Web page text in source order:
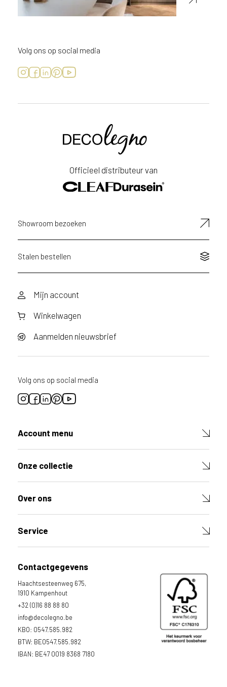
Volg ons op social media
Officieel distributeur van
Showroom bezoeken
Stalen bestellen
Mijn account
Winkelwagen
Aanmelden nieuwsbrief
Volg ons op social media
Account menu
Onze collectie
Over ons
Service
Contactgegevens
Haachtsesteenweg 675,
1910 Kampenhout
+32 (0)16 88 88 80
info@decolegno.be
KBO: 0547.585.982
BTW: BE0547.585.982
IBAN: BE47 0019 8368 7180